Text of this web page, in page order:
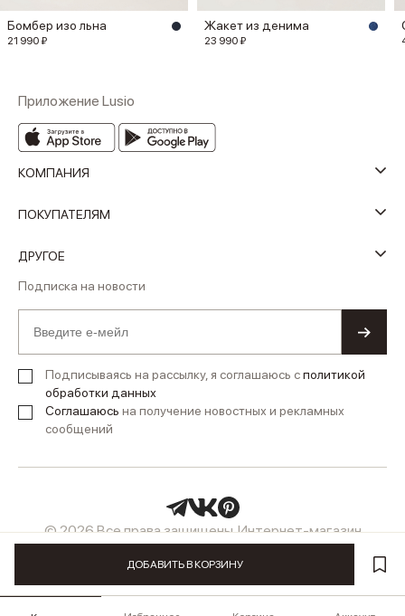
ДОБАВИТЬ В КОРЗИНУ
Бомбер изо льна
21 990 ₽
Жакет из денима
23 990 ₽
Приложение Lusio
КОМПАНИЯ
ПОКУПАТЕЛЯМ
ДРУГОЕ
Подписка на новости
Подписываясь на рассылку, я соглашаюсь сполитикой
обработки данных
Соглашаюсь на получение новостных и рекламных
сообщений
© 2026 Все права защищены. Интернет-магазин
женской одежды LUSIO